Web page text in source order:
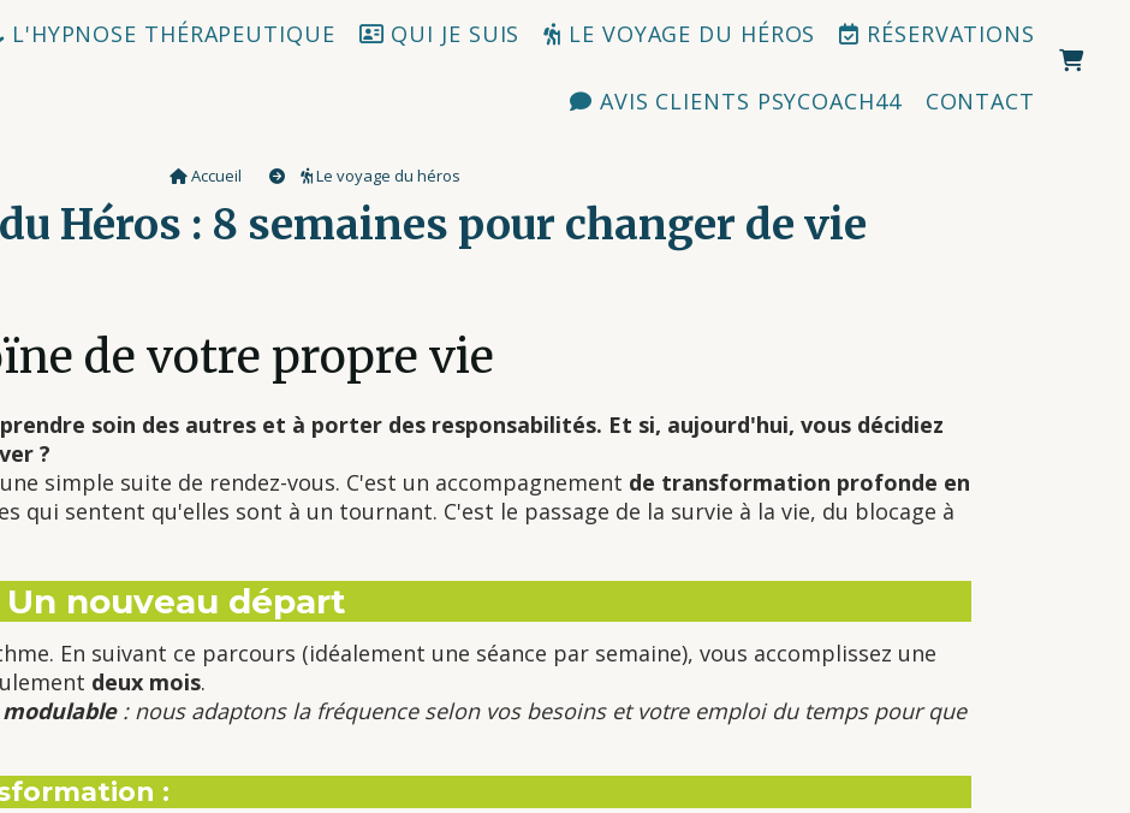
L'HYPNOSE THÉRAPEUTIQUE QUI JE SUIS LE VOYAGE DU HÉROS RÉSERVATIONS
AVIS CLIENTS PSYCOACH44 CONTACT
Accueil Le voyage du héros
du Héros : 8 semaines pour changer de vie
de votre propre vie
prendre soin des autres et à porter des responsabilités. Et si, aujourd'hui, vous décidiez
?
simple suite de rendez-vous. C'est un accompagnement de transformation profonde en
qui sentent qu'elles sont à un tournant. C'est le passage de la survie à la vie, du blocage à
Un nouveau départ
En suivant ce parcours (idéalement une séance par semaine), vous accomplissez une
deux mois.
modulable: nous adaptons la fréquence selon vos besoins et votre emploi du temps pour que
: